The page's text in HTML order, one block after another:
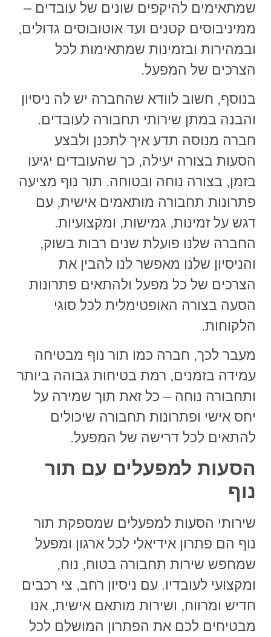
שמתאימים להיקפים שונים של עובדים –
ממיניבוסים קטנים ועד אוטובוסים גדולים,
ובמהירות ובזמינות שמתאימות לכל
הצרכים של המפעל.
בנוסף, חשוב לוודא שהחברה יש לה ניסיון
והבנה במתן שירותי תחבורה לעובדים.
חברה מנוסה תדע איך לתכנן ולבצע
הסעות בצורה יעילה, כך שהעובדים יגיעו
בזמן, בצורה נוחה ובטוחה. תור נוף מציעה
פתרונות תחבורה מותאמים אישית, עם
דגש על זמינות, גמישות, ומקצועיות.
החברה שלנו פועלת שנים רבות בשוק,
והניסיון שלנו מאפשר לנו להבין את
הצרכים של כל מפעל ולהתאים פתרונות
הסעה בצורה האופטימלית לכל סוגי
הלקוחות.
מעבר לכך, חברה כמו תור נוף מבטיחה
עמידה בזמנים, רמת בטיחות גבוהה ביותר
ותחבורה נוחה – כל זאת תוך שמירה על
יחס אישי ופתרונות תחבורה שיכולים
להתאים לכל דרישה של המפעל.
הסעות למפעלים עם תור
נוף
שירותי הסעות למפעלים שמספקת תור
נוף הם פתרון אידיאלי לכל ארגון ומפעל
שמחפש שירות תחבורה בטוח, נוח,
ומקצועי לעובדיו. עם ניסיון רחב, צי רכבים
חדיש ומרווח, ושירות מותאם אישית, אנו
מבטיחים לכם את הפתרון המושלם לכל